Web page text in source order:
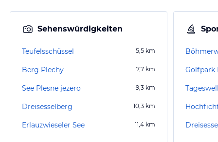
Sehenswürdigkeiten
Teufelsschüssel 5,5 km
Berg Plechy 7,7 km
See Plesne jezero 9,3 km
Dreisesselberg 10,3 km
Erlauzwieseler See 11,4 km
Golfpark